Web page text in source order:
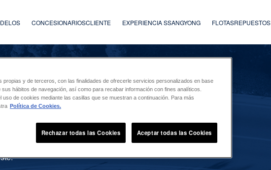
CONCESIONARIOSCLIENTE EXPERIENCIA SSANGYONG FLOTASREPUESTOS
propias y de terceros, con las finalidades de ofrecerle servicios personalizados en base
hábitos de navegación, así como para recabar información con fines analíticos.
uso de cookies mediante las casillas que se muestran a continuación. Para más
Política de Cookies.
Rechazar todas las Cookies Aceptar todas las Cookies